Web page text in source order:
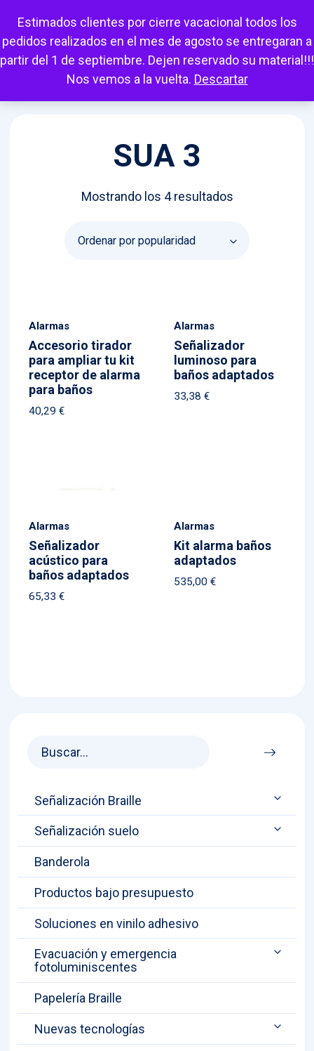
Estimados clientes por cierre vacacional todos los
pedidos realizados en el mes de agosto se entregaran a
partir del 1 de septiembre. Dejen reservado su material!!!
Nos vemos a la vuelta. Descartar
Mi cuenta Carrito Favoritos Escuchar
Señalización Braille
Señalización suelo
Banderola
Productos bajo presupuesto
Soluciones en vinilo adhesivo
Evacuación y emergencia
fotoluminiscentes
Papelería Braille
Nuevas tecnologías
SUA 3
Mostrando los 4 resultadosOrdenado
Alarmas
Accesorio tirador
para ampliar tu kit
receptor de alarma
para baños
40,29€
Alarmas
Señalizador
luminoso para
baños adaptados
33,38 €
Alarmas
Señalizador
acústico para
baños adaptados
65,33€
Alarmas
Kit alarma baños
adaptados
535,00 €